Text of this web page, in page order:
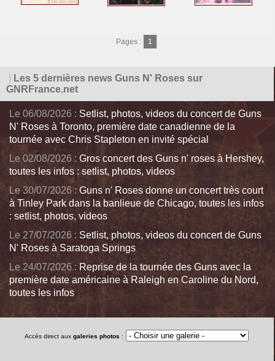
Pages : 1
Les 5 dernières news Guns N' Roses sur
GNRFrance.net
Le 06/08/2026 : Setlist, photos, videos du concert de Guns
N' Roses à Toronto, première date canadienne de la
tournée avec Chris Stapleton en invité spécial
Le 02/08/2026 : Gros concert des Guns n' roses à Hershey,
toutes les infos : setlist, photos, videos
Le 30/07/2026 :Guns n' Roses donne un concert très court
à Tinley Park dans la banlieue de Chicago, toutes les infos
: setlist, photos, videos
Le 27/07/2026 : Setlist, photos, videos du concert de Guns
N' Roses à Saratoga Springs
Le 24/07/2026 : Reprise de la tournée des Guns avec la
première date américaine à Raleigh en Caroline du Nord,
toutes les infos
Accès direct auxgaleries photos :